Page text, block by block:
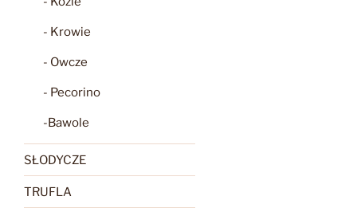
- Krowie
- Owcze
- Pecorino
-Bawole
SŁODYCZE
TRUFLA